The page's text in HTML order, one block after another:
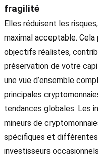
fragilité
Elles réduisent les
maximal acceptable.
objectifs réalistes,
préservation de votre
une vue d’ensemble
principales
tendances globales. Les
mineurs de
spécifiques et
investisseurs